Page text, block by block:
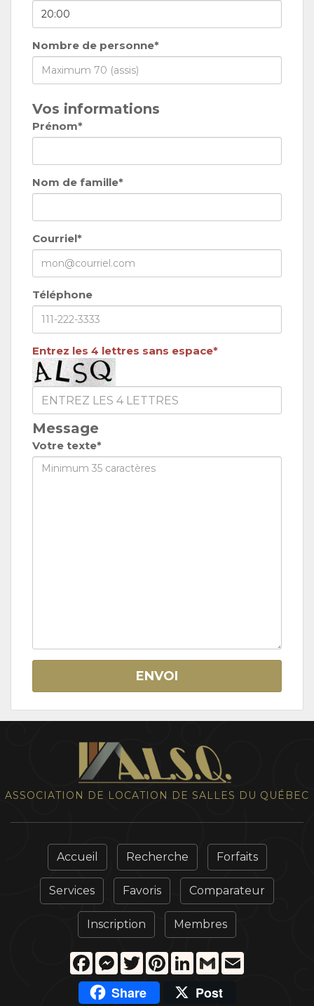
Nombre de personne*
Vos informations
Prénom*
Nom de famille*
Courriel*
Téléphone
Entrez les 4 lettres sans espace*
Message
Votre texte*
ENVOI
ASSOCIATION DE LOCATION DE SALLES DU QUÉBEC
Accueil Recherche Forfaits
Services Favoris Comparateur
Inscription Membres
FacebookMessenger
TwitterPinterestLinkedIn
Gmail
Share Post